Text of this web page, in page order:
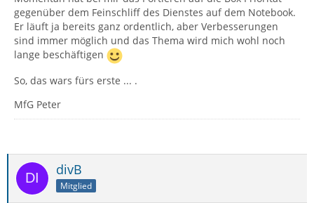
gegenüber dem Feinschliff des Dienstes auf dem Notebook.
Er läuft ja bereits ganz ordentlich, aber Verbesserungen
sind immer möglich und das Thema wird mich wohl noch
lange beschäftigen
So, das wars fürs erste ... .
MfG Peter
divB
Mitglied